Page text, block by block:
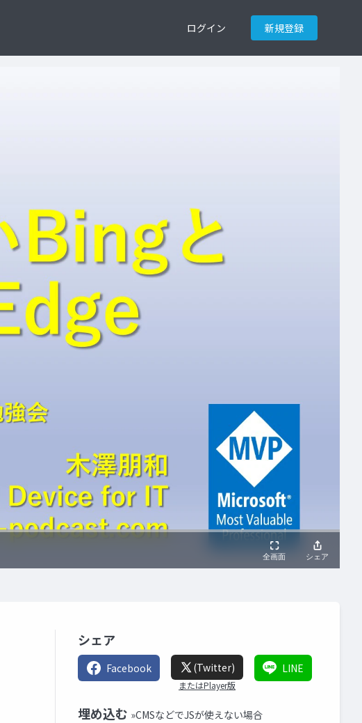
ログイン 新規登録
シェア
Facebook (Twitter)
またはPlayer版
LINE
埋め込む »CMSなどでJSが使えない場合